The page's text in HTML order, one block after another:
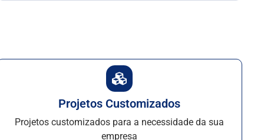
Projetos Customizados
Projetos customizados para a necessidade da sua
empresa